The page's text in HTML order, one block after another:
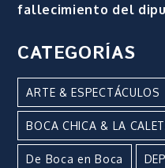
fallecimiento del
CATEGORÍAS
ARTE & ESPECTÁCULOS
BOCA CHICA & LA
De Boca en Boca